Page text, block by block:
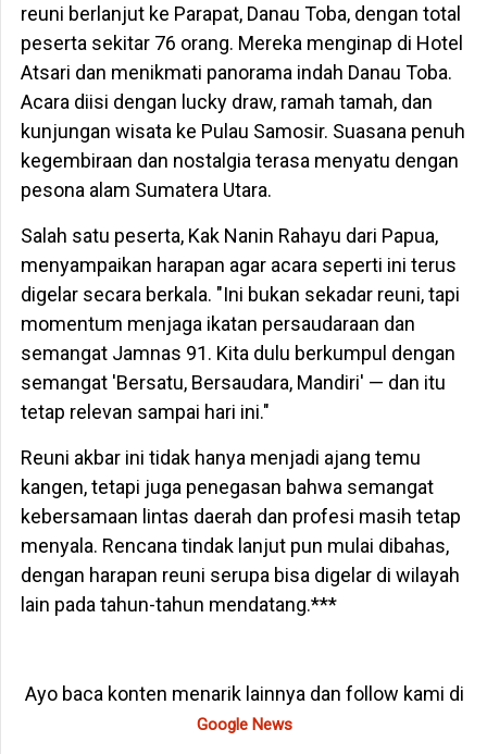
reuni berlanjut ke Parapat, Danau Toba, dengan total
peserta sekitar 76 orang. Mereka menginap di Hotel
Atsari dan menikmati panorama indah Danau Toba.
Acara diisi dengan lucky draw, ramah tamah, dan
kunjungan wisata ke Pulau Samosir. Suasana penuh
kegembiraan dan nostalgia terasa menyatu dengan
pesona alam Sumatera Utara.
Salah satu peserta, Kak Nanin Rahayu dari Papua,
menyampaikan harapan agar acara seperti ini terus
digelar secara berkala. "Ini bukan sekadar reuni, tapi
momentum menjaga ikatan persaudaraan dan
semangat Jamnas 91. Kita dulu berkumpul dengan
semangat 'Bersatu, Bersaudara, Mandiri' — dan itu
tetap relevan sampai hari ini."
Reuni akbar ini tidak hanya menjadi ajang temu
kangen, tetapi juga penegasan bahwa semangat
kebersamaan lintas daerah dan profesi masih tetap
menyala. Rencana tindak lanjut pun mulai dibahas,
dengan harapan reuni serupa bisa digelar di wilayah
lain pada tahun-tahun mendatang.***
Ayo baca konten menarik lainnya dan follow kami di
Google News